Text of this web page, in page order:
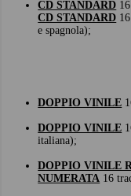
CD STANDARD
CD STANDARD
e spagnola);
DOPPIO VINILE
DOPPIO VINILE
italiana);
DOPPIO VINILE
NUMERATA 16